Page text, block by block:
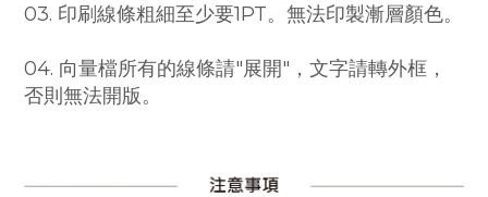
03. 印刷線條粗細至少要1PT。 無法印製漸層顏色。
04. 向量檔所有的線條請"展開"，文字請轉外框，
否則無法開版。